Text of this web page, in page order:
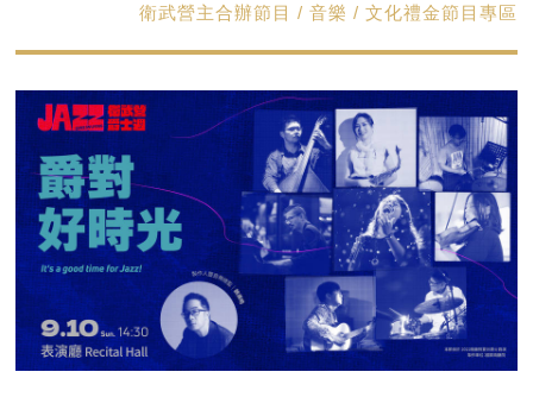
衛武營主合辦節目 / 音樂 / 文化禮金節目專區